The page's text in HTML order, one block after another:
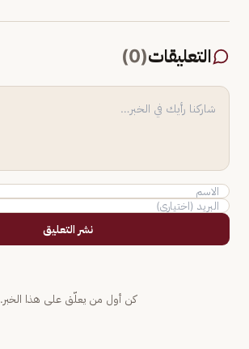
التعليقات(
0
)
نشر التعليق
كن أول من يعلّق على هذا الخبر.